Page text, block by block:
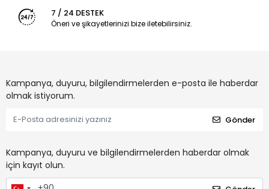
7 / 24 DESTEK
Öneri ve şikayetlerinizi bize iletebilirsiniz.
Kampanya, duyuru, bilgilendirmelerden e-posta ile haberdar
olmak istiyorum.
Gönder
Kampanya, duyuru ve bilgilendirmelerden haberdar olmak
için kayıt olun.